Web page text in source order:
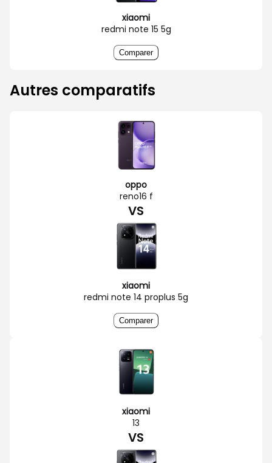
xiaomi
redmi note 15 5g
Comparer
Autres comparatifs
oppo
reno16 f
VS
xiaomi
redmi note 14 proplus 5g
Comparer
xiaomi
13
VS